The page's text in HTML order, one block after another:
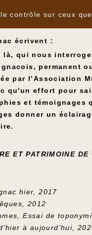
écrivent
écrivent :
qui nous
permanent
par l’Association
qu'un effort pour
et témoignages
donner un
ET PATRIMOINE DE
hier, 2017
2012
Essai de
à aujourd'hui,
contrôle sur ceux